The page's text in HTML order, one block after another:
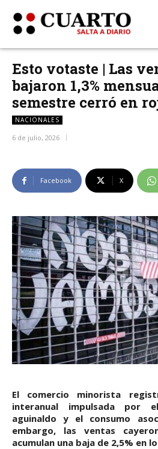
Esto votaste | Las
bajaron 1,3%
semestre cerró en
NACIONALES
6 de julio, 2026
Facebook X
El comercio minorista
interanual impulsada por
aguinaldo y el consumo
embargo, las ventas
acumulan una baja de 2,5% en